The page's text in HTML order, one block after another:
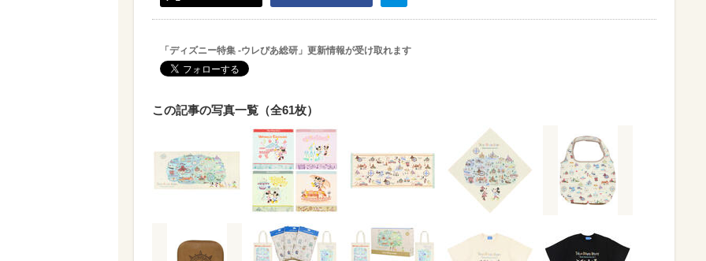
「ディズニー特集 -ウレぴあ総研」更新情報が受け取れます
この記事の写真一覧（全61枚）